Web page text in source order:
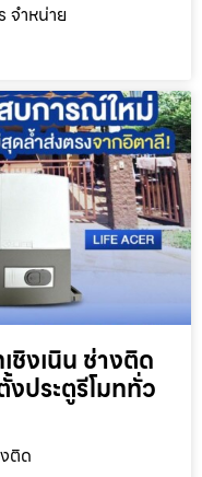
จำหน่าย
ชิงเนิน ช่างติด
ประตูรีโมททั่ว
ติด